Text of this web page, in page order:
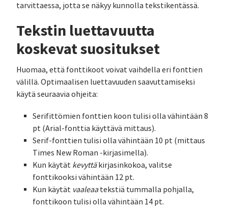
tarvittaessa, jotta se näkyy kunnolla tekstikentässä.
Tekstin luettavuutta
koskevat suositukset
Huomaa, että fonttikoot voivat vaihdella eri fonttien
välillä. Optimaalisen luettavuuden saavuttamiseksi
käytä seuraavia ohjeita:
Serifittömien fonttien koon tulisi olla vähintään 8
pt (Arial-fonttia käyttävä mittaus).
Serif-fonttien tulisi olla vähintään 10 pt (mittaus
Times New Roman -kirjasimella).
Kun käytät kevyttäkirjasinkokoa, valitse
fonttikooksi vähintään 12 pt.
Kun käytät vaaleaatekstiä tummalla pohjalla,
fonttikoon tulisi olla vähintään 14 pt.